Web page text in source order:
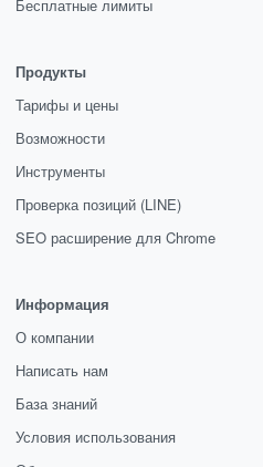
Бесплатные лимиты
Продукты
Тарифы и цены
Возможности
Инструменты
Проверка позиций (LINE)
SEO расширение для Chrome
Информация
О компании
Написать нам
База знаний
Условия использования